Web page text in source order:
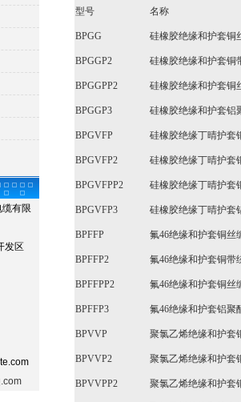
有限
发区
型号 名称
BPGG 硅橡胶绝缘和护套铜
BPGGP2 硅橡胶绝缘和护套铜
BPGGPP2 硅橡胶绝缘和护套铜
BPGGP3 硅橡胶绝缘和护套铝
BPGVFP 硅橡胶绝缘丁晴护套
BPGVFP2 硅橡胶绝缘丁晴护套
BPGVFPP2 硅橡胶绝缘丁晴护套
BPGVFP3 硅橡胶绝缘丁晴护套
BPFFP 氟46绝缘和护套铜丝
BPFFP2 氟46绝缘和护套铜带
BPFFPP2 氟46绝缘和护套铜丝
BPFFP3 氟46绝缘和护套铝聚
BPVVP 聚氯乙烯绝缘和护套
BPVVP2 聚氯乙烯绝缘和护套
BPVVPP2 聚氯乙烯绝缘和护套